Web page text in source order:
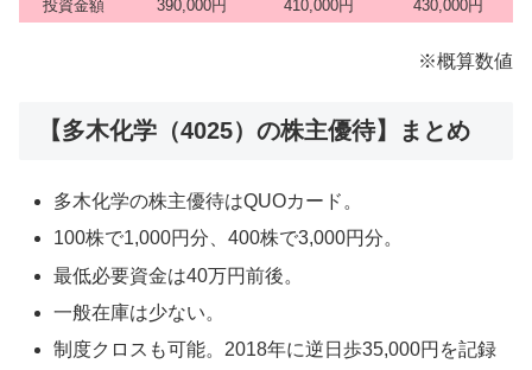
投資金額 390,000円 410,000円 430,000円
※概算数値
【多木化学（4025）の株主優待】まとめ
多木化学の株主優待はQUOカード。
100株で1,000円分、400株で3,000円分。
最低必要資金は40万円前後。
一般在庫は少ない。
制度クロスも可能。2018年に逆日歩35,000円を記録